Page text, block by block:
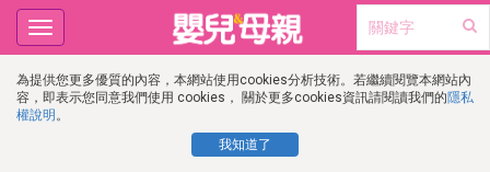
為提供您更多優質的內容，本網站使用cookies分析技術。若繼續閱覽本網站內
容，即表示您同意我們使用 cookies， 關於更多cookies資訊請閱讀我們的隱私
權說明 。
我知道了
Toggle
navigation